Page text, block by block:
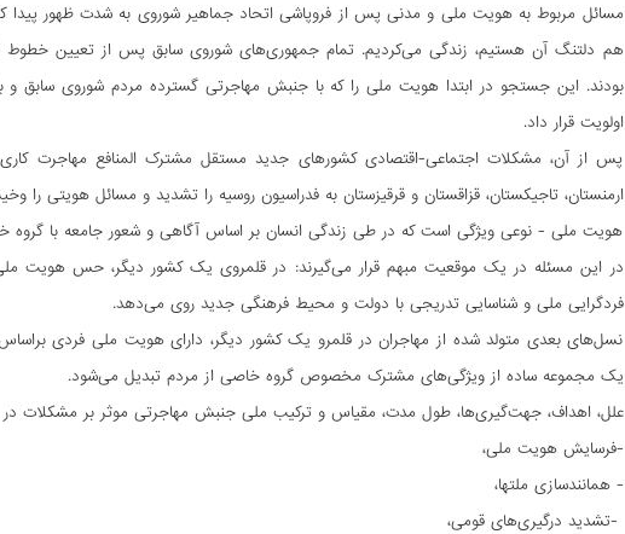
مسائل مربوط به هویت ملی و مدنی پس از فروپاشی اتحاد جماهیر شوروی به شدت ظهور پیدا
هم دلتنگ آن هستیم، زندگی می‌کردیم. تمام جمهوری‌های شوروی سابق پس از تعیین خطوط
بودند. این جستجو در ابتدا هویت ملی را که با جنبش مهاجرتی گسترده مردم شوروی سابق
اولویت قرار داد.
پس از آن، مشکلات اجتماعی-اقتصادی کشورهای جدید مستقل مشترک المنافع مهاجرت کاری
ارمنستان، تاجیکستان، قزاقستان و قرقیزستان به فدراسیون روسیه را تشدید و مسائل هویتی را
هویت ملی - نوعی ویژگی است که در طی زندگی انسان بر اساس آگاهی و شعور جامعه با
در این مسئله در یک موقعیت مبهم قرار می‌گیرند: در قلمروی یک کشور دیگر، حس هویت
فردگرایی ملی و شناسایی تدریجی با دولت و محیط فرهنگی جدید روی می‌دهد.
نسل‌های بعدی متولد شده از مهاجران در قلمرو یک کشور دیگر، دارای هویت ملی فردی
یک مجموعه ساده از ویژگی‌های مشترک مخصوص گروه خاصی از مردم تبدیل می‌شود.
علل، اهداف، جهت‌گیری‌ها، طول مدت، مقیاس و ترکیب ملی جنبش مهاجرتی موثر بر مشکلات در
-فرسایش هویت ملی،
- همانندسازی ملتها،
-تشدید درگیری‌های قومی،